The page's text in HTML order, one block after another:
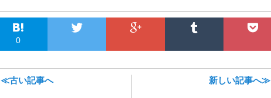
0
≪古い記事へ 新しい記事へ≫